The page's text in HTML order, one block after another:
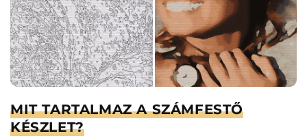
MIT TARTALMAZ A SZÁMFESTŐ
KÉSZLET?